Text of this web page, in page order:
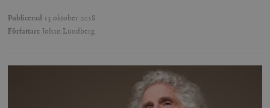
Publicerad 13 oktober 2018
Författare Johan Lundberg